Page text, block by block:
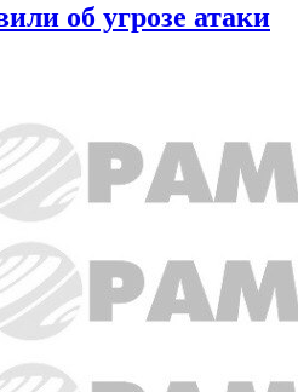
об угрозе атаки